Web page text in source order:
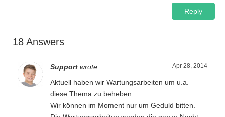
Reply
18 Answers
Apr 28, 2014
Support wrote
Aktuell haben wir Wartungsarbeiten um u.a.
diese Thema zu beheben.
Wir können im Moment nur um Geduld bitten.